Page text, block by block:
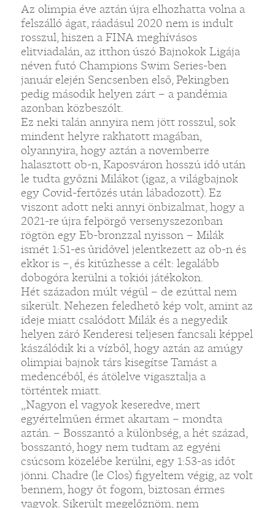
Az olimpia éve aztán újra elhozhatta volna a
felszálló ágat, ráadásul 2020 nem is indult
rosszul, hiszen a FINA meghívásos
elitviadalán, az itthon úszó Bajnokok Ligája
néven futó Champions Swim Series-ben
január elején Sencsenben első, Pekingben
pedig második helyen zárt – a pandémia
azonban közbeszólt.
Ez neki talán annyira nem jött rosszul, sok
mindent helyre rakhatott magában,
olyannyira, hogy aztán a novemberre
halasztott ob-n, Kaposváron hosszú idő után
le tudta győzni Milákot (igaz, a világbajnok
egy Covid-fertőzés után lábadozott). Ez
viszont adott neki annyi önbizalmat, hogy a
2021-re újra felpörgő versenyszezonban
rögtön egy Eb-bronzzal nyisson – Milák
ismét 1:51-es űridővel jelentkezett az ob-n és
ekkor is –, és kitűzhesse a célt: legalább
dobogóra kerülni a tokiói játékokon.
Hét századon múlt végül – de ezúttal nem
sikerült. Nehezen feledhető kép volt, amint az
ideje miatt csalódott Milák és a negyedik
helyen záró Kenderesi teljesen fancsali képpel
kászálódik ki a vízből, hogy aztán az amúgy
olimpiai bajnok társ kisegítse Tamást a
medencéből, és átölelve vigasztalja a
történtek miatt.
„Nagyon el vagyok keseredve, mert
egyértelműen érmet akartam – mondta
aztán. – Bosszantó a különbség, a hét század,
bosszantó, hogy nem tudtam az egyéni
csúcsom közelébe kerülni, egy 1:53-as időt
jönni. Chadre (le Clos) figyeltem végig, az volt
bennem, hogy őt fogom, biztosan érmes
vagyok. Sikerült megelőznöm, nem